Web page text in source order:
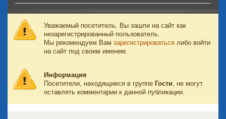
Уважаемый посетитель, Вы зашли на сайт как
незарегистрированный пользователь.
Мы рекомендуем Вам зарегистрироваться либо войти
на сайт под своим именем.
Информация
Посетители, находящиеся в группе Гости, не могут
оставлять комментарии к данной публикации.